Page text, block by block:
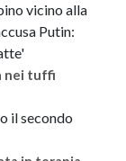
vicino alla
Putin:
nei tuffi
il secondo